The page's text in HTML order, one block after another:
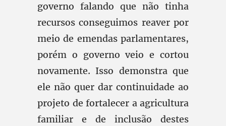
governo falando que não tinha
recursos conseguimos reaver por
meio de emendas parlamentares,
porém o governo veio e cortou
novamente. Isso demonstra que
ele não quer dar continuidade ao
projeto de fortalecer a agricultura
familiar e de inclusão destes